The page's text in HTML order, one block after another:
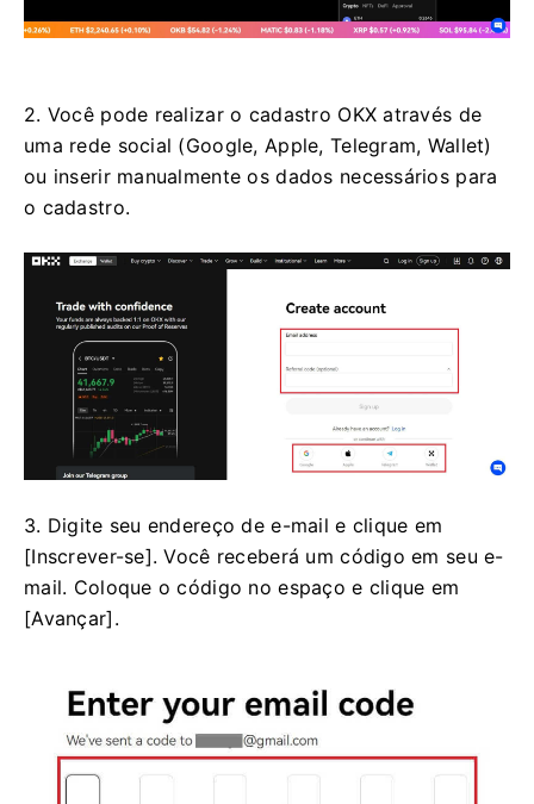
2. Você pode realizar o cadastro OKX através de
uma rede social (Google, Apple, Telegram, Wallet)
ou inserir manualmente os dados necessários para
o cadastro.
3. Digite seu endereço de e-mail e clique em
[Inscrever-se].Você receberá um código em seu e-
mail. Coloque o código no espaço e clique em
[Avançar].